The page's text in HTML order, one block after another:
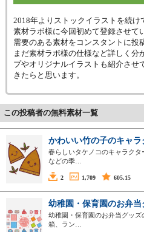
2018年よりストックイラストを続け
素材ラボ様に今回初めて登録させて
需要のある素材をコンスタントに投
まだ素材ラボ様の仕様など詳しく分
プやオリジナルイラストも紹介させ
きたらと思います。
この投稿者の無料素材一覧
かわいい竹の子のキャ
春らしいタケノコのキャラク
などの季…
2 1,709 605.15
幼稚園・保育園のお弁
幼稚園・保育園のお弁当グッ
箱、ラン…